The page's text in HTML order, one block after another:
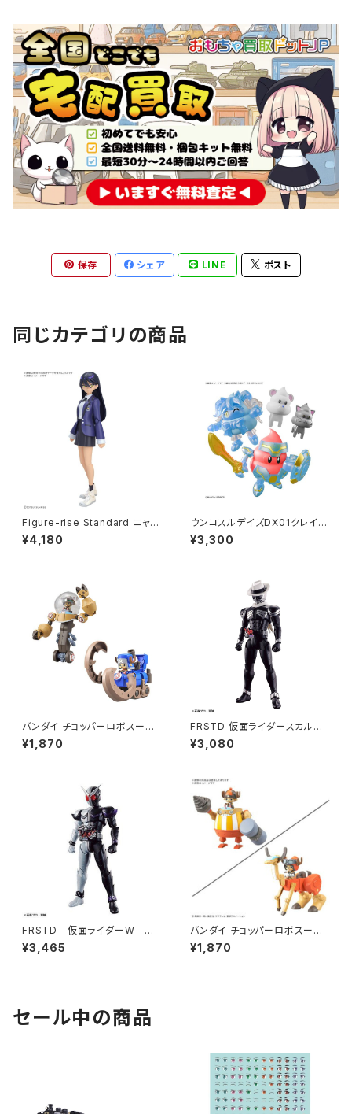
保存 シェア LINE ポスト
同じカテゴリの商品
Figure-rise Standard ニャア
ン プラモデル ジークアクス（新
品 在庫品）
¥4,180
ウンコスルデイズDX01クレイモ
デルキット スーパーDXセット1
プラモデル（新品 在庫品）
¥3,300
バンダイ チョッパーロボスーパ
ー2号&3号(ヘビーアーマー&ホ
ーンドーザー プラモデル ワンピ
¥1,870
FRSTD 仮面ライダースカル
【新品・在庫品】
¥3,080
FRSTD 仮面ライダーW ファ
ングジョーカー【新品・在庫品】
¥3,465
バンダイ チョッパーロボスーパ
ー4号&5号(カンフートレーサー
&ウォークホッパ プラモデル ワ
¥1,870
セール中の商品